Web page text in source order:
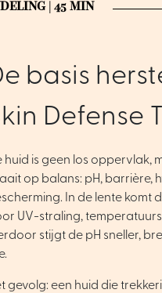
| 45 MIN
basis
Defense
huid is geen los oppervlak,
op balans: pH, barrière,
In de lente komt
UV-straling,
stijgt de pH sneller,
gevolg: een huid die